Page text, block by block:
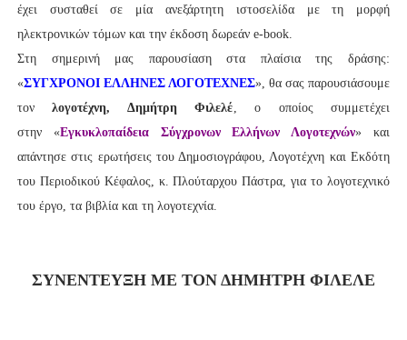
έχει συσταθεί σε μία ανεξάρτητη ιστοσελίδα με τη μορφή
ηλεκτρονικών τόμων και την έκδοση δωρεάν e-book.
Στη σημερινή μας παρουσίαση στα πλαίσια της δράσης:
«ΣΥΓΧΡΟΝΟΙ ΕΛΛΗΝΕΣ ΛΟΓΟΤΕΧΝΕΣ», θα σας παρουσιάσουμε
τονλογοτέχνη, Δημήτρη Φιλελέ, ο οποίος συμμετέχει
στην «Εγκυκλοπαίδεια Σύγχρονων Ελλήνων Λογοτεχνών» και
απάντησε στις ερωτήσεις του Δημοσιογράφου, Λογοτέχνη και Εκδότη
του Περιοδικού Κέφαλος, κ. Πλούταρχου Πάστρα, για το λογοτεχνικό
του έργο, τα βιβλία και τη λογοτεχνία.
ΣΥΝΕΝΤΕΥΞΗ ΜΕ ΤΟΝ ΔΗΜΗΤΡΗ ΦΙΛΕΛΕ